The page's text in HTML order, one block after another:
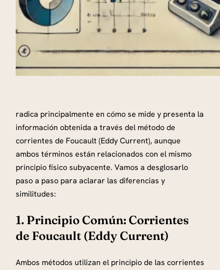
radica principalmente en cómo se mide y presenta la
información obtenida a través del método de
corrientes de Foucault (Eddy Current), aunque
ambos términos están relacionados con el mismo
principio físico subyacente. Vamos a desglosarlo
paso a paso para aclarar las diferencias y
similitudes:
1. Principio Común: Corrientes
de Foucault (Eddy Current)
Ambos métodos utilizan el principio de las corrientes